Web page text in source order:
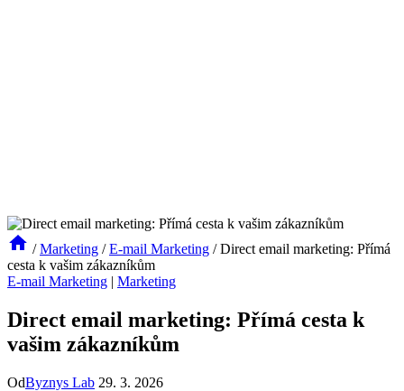
/ Marketing / E-mail Marketing / Direct email marketing: Přímá
cesta k vašim zákazníkům
E-mail Marketing | Marketing
Direct email marketing: Přímá cesta k
vašim zákazníkům
OdByznys Lab 29. 3. 2026